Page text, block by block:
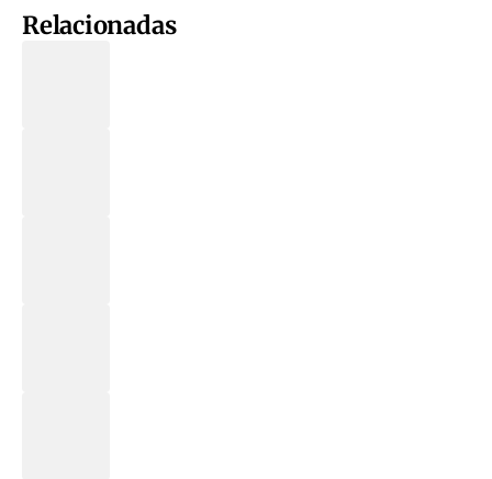
Relacionadas